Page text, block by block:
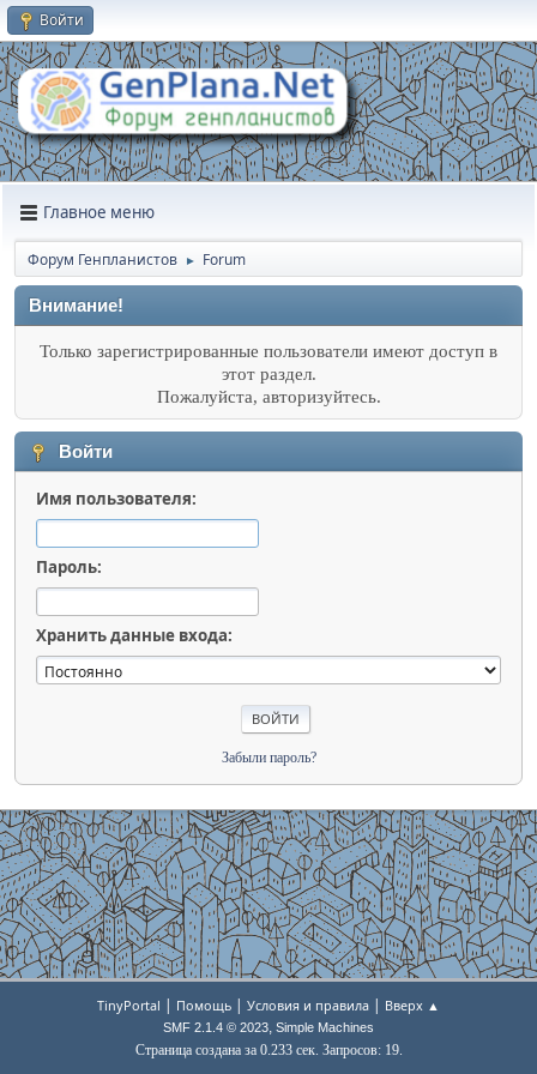
Войти
Главное меню
Форум Генпланистов ► Forum
Внимание!
Только зарегистрированные пользователи имеют доступ в
этот раздел.
Пожалуйста, авторизуйтесь.
Войти
Имя пользователя:
Пароль:
Хранить данные входа:
Забыли пароль?
TinyPortal | Помощь | Условия и правила | Вверх ▲
SMF 2.1.4 © 2023, Simple Machines
Страница создана за 0.233 сек. Запросов: 19.